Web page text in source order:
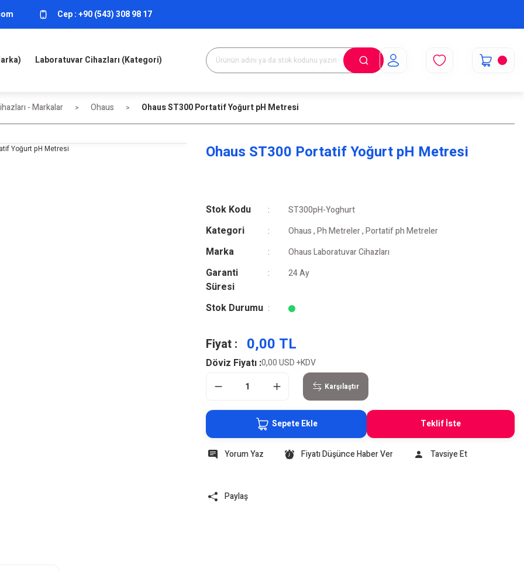
Cep :+90 (543) 308 98 17
Laboratuvar Cihazları (Kategori)
- Markalar Ohaus Ohaus ST300 Portatif Yoğurt pH Metresi
Ohaus ST300 Portatif Yoğurt pH Metresi
Stok Kodu ST300pH-Yoghurt
Kategori Ohaus,Ph Metreler,Portatif ph Metreler
Marka Ohaus Laboratuvar Cihazları
Garanti
Süresi
24 Ay
Stok Durumu
Fiyat : 0,00 TL
Döviz Fiyatı :0,00 USD+KDV
Karşılaştır
Sepete Ekle Teklif İste
Yorum Yaz Fiyatı Düşünce Haber Ver Tavsiye Et
Paylaş